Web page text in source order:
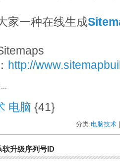
家一种在线生成
http://
电脑 {41}
分类:电脑技术
升级序列号ID